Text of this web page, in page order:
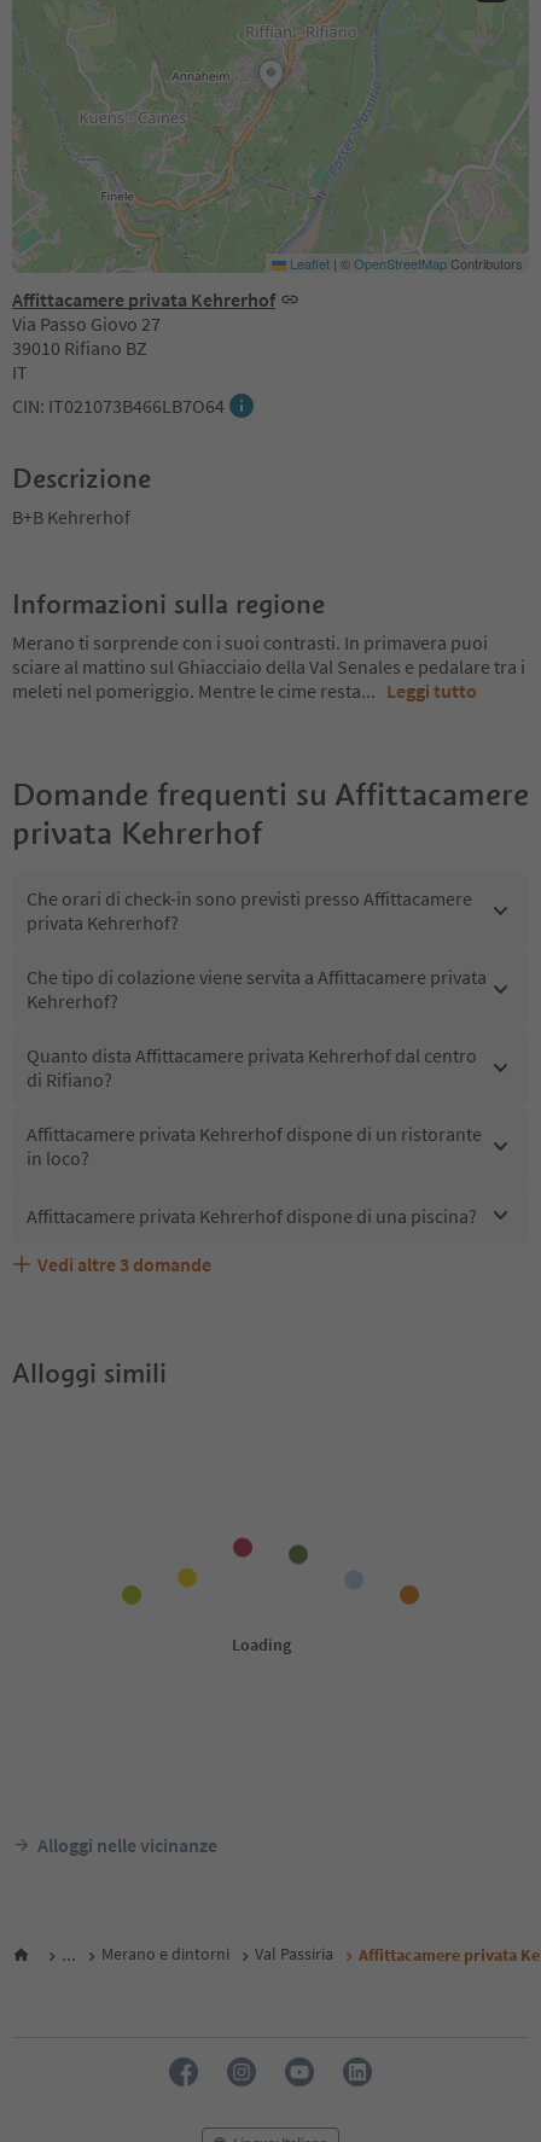
Affittacamere privata Kehrerhof
Via Passo Giovo 27
39010 Rifiano BZ
IT
CIN: IT021073B466LB7O64
Leaflet | ©OpenStreetMapContributors
Descrizione
B+B Kehrerhof
Informazioni sulla regione
Merano ti sorprende con i suoi contrasti. In primavera puoi
sciare al mattino sul Ghiacciaio della Val Senales e pedalare tra i
meleti nel pomeriggio. Mentre le cime resta... Leggi tutto
Domande frequenti su Affittacamere
privata Kehrerhof
Che orari di check-in sono previsti presso Affittacamere
privata Kehrerhof?
Che tipo di colazione viene servita a Affittacamere privata
Kehrerhof?
Quanto dista Affittacamere privata Kehrerhof dal centro
di Rifiano?
Affittacamere privata Kehrerhof dispone di un ristorante
in loco?
Affittacamere privata Kehrerhof dispone di una piscina?
Affittacamere privata Kehrerhof accetta animali
Quali servizi/attività sono disponibili presso
Gli ospiti di Affittacamere privata Kehrerhof ricevono
Vedi altre 3 domande
Alloggi simili
Alloggi nelle vicinanze
... Merano e dintorni Val Passiria Affittacamere privata